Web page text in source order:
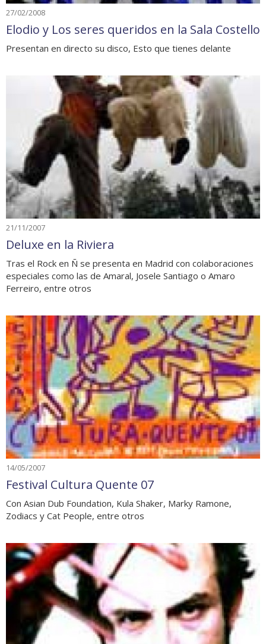
27/02/2008
Elodio y Los seres queridos en la Sala Costello
Presentan en directo su disco, Esto que tienes delante
21/11/2007
Deluxe en la Riviera
Tras el Rock en Ñ se presenta en Madrid con colaboraciones
especiales como las de Amaral, Josele Santiago o Amaro
Ferreiro, entre otros
14/05/2007
Festival Cultura Quente 07
Con Asian Dub Foundation, Kula Shaker, Marky Ramone,
Zodiacs y Cat People, entre otros